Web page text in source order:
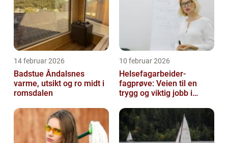
14 februar 2026
Badstue Åndalsnes
varme, utsikt og ro midt i
romsdalen
10 februar 2026
Helsefagarbeider-
fagprøve: Veien til en
trygg og viktig jobb i